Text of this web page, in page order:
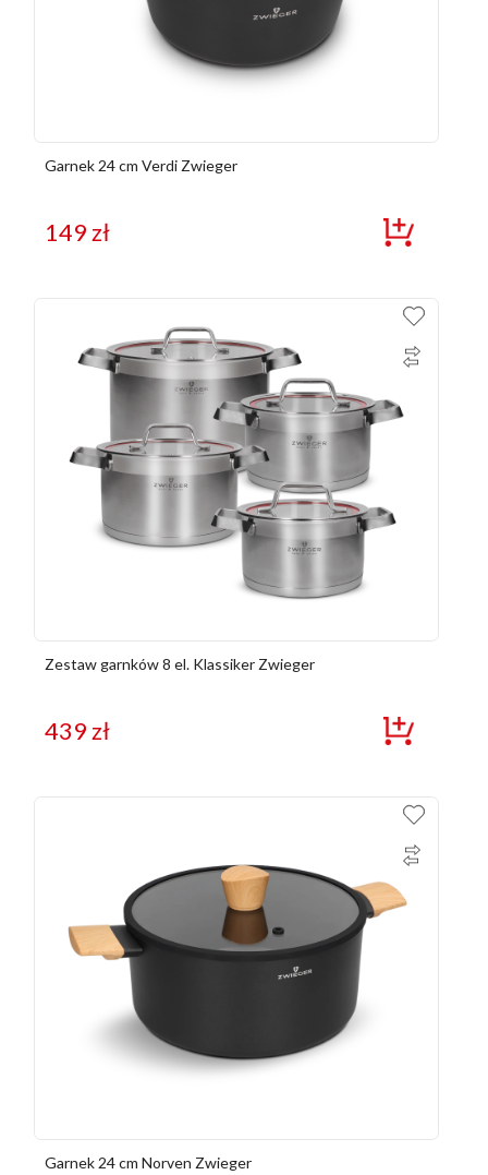
Garnek 24 cm Verdi Zwieger
149zł
Zestaw garnków 8 el. Klassiker Zwieger
439zł
Garnek 24 cm Norven Zwieger